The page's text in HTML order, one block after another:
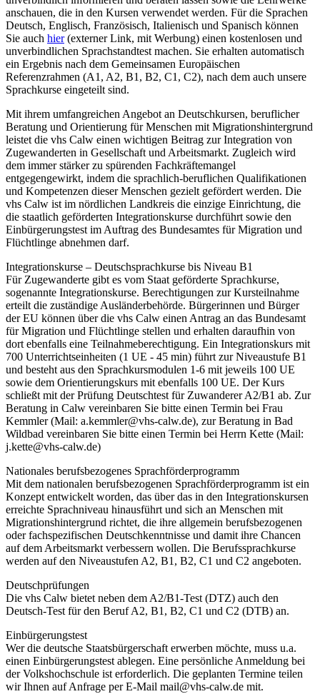
anschauen, die in den Kursen verwendet werden. Für die Sprachen
Deutsch, Englisch, Französisch, Italienisch und Spanisch können
Sie auch hier(externer Link, mit Werbung) einen kostenlosen und
unverbindlichen Sprachstandtest machen. Sie erhalten automatisch
ein Ergebnis nach dem Gemeinsamen Europäischen
Referenzrahmen (A1, A2, B1, B2, C1, C2), nach dem auch unsere
Sprachkurse eingeteilt sind.
Mit ihrem umfangreichen Angebot an Deutschkursen, beruflicher
Beratung und Orientierung für Menschen mit Migrationshintergrund
leistet die vhs Calw einen wichtigen Beitrag zur Integration von
Zugewanderten in Gesellschaft und Arbeitsmarkt. Zugleich wird
dem immer stärker zu spürenden Fachkräftemangel
entgegengewirkt, indem die sprachlich-beruflichen Qualifikationen
und Kompetenzen dieser Menschen gezielt gefördert werden. Die
vhs Calw ist im nördlichen Landkreis die einzige Einrichtung, die
die staatlich geförderten Integrationskurse durchführt sowie den
Einbürgerungstest im Auftrag des Bundesamtes für Migration und
Flüchtlinge abnehmen darf.
Integrationskurse – Deutschsprachkurse bis Niveau B1
Für Zugewanderte gibt es vom Staat geförderte Sprachkurse,
sogenannte Integrationskurse. Berechtigungen zur Kursteilnahme
erteilt die zuständige Ausländerbehörde. Bürgerinnen und Bürger
der EU können über die vhs Calw einen Antrag an das Bundesamt
für Migration und Flüchtlinge stellen und erhalten daraufhin von
dort ebenfalls eine Teilnahmeberechtigung. Ein Integrationskurs mit
700 Unterrichtseinheiten (1 UE - 45 min) führt zur Niveaustufe B1
und besteht aus den Sprachkursmodulen 1-6 mit jeweils 100 UE
sowie dem Orientierungskurs mit ebenfalls 100 UE. Der Kurs
schließt mit der Prüfung Deutschtest für Zuwanderer A2/B1 ab. Zur
Beratung in Calw vereinbaren Sie bitte einen Termin bei Frau
Kemmler (Mail: a.kemmler@vhs-calw.de), zur Beratung in Bad
Wildbad vereinbaren Sie bitte einen Termin bei Herrn Kette (Mail:
j.kette@vhs-calw.de)
Nationales berufsbezogenes Sprachförderprogramm
Mit dem nationalen berufsbezogenen Sprachförderprogramm ist ein
Konzept entwickelt worden, das über das in den Integrationskursen
erreichte Sprachniveau hinausführt und sich an Menschen mit
Migrationshintergrund richtet, die ihre allgemein berufsbezogenen
oder fachspezifischen Deutschkenntnisse und damit ihre Chancen
auf dem Arbeitsmarkt verbessern wollen. Die Berufssprachkurse
werden auf den Niveaustufen A2, B1, B2, C1 und C2 angeboten.
Deutschprüfungen
Die vhs Calw bietet neben dem A2/B1-Test (DTZ) auch den
Deutsch-Test für den Beruf A2, B1, B2, C1 und C2 (DTB) an.
Einbürgerungstest
Wer die deutsche Staatsbürgerschaft erwerben möchte, muss u.a.
einen Einbürgerungstest ablegen. Eine persönliche Anmeldung bei
der Volkshochschule ist erforderlich. Die geplanten Termine teilen
wir Ihnen auf Anfrage per E-Mail mail@vhs-calw.de mit.